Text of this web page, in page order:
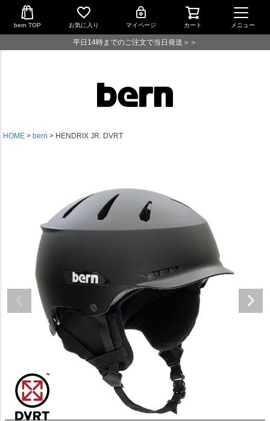
bern TOP お気に入り マイページ カート メニュー
平日14時までのご注文で当日発送＞＞
HOME bern HENDRIX JR. DVRT